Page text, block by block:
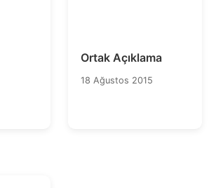
Ortak Açıklama
18 Ağustos 2015